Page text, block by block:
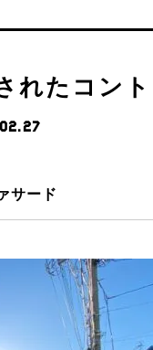
れたコン
サード